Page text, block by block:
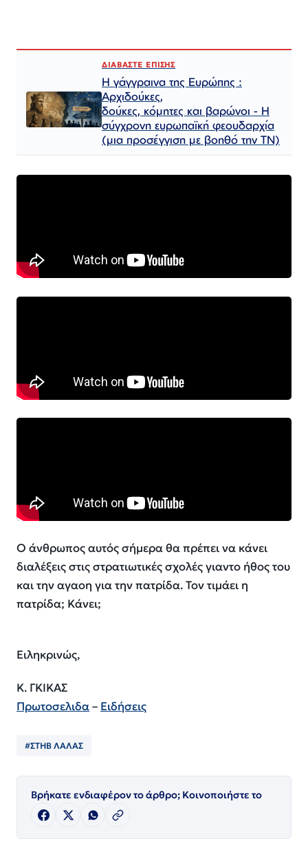
ΔΙΑΒΑΣΤΕ ΕΠΙΣΗΣ
Η γάγγραινα της Ευρώπης :
Αρχιδούκες,
δούκες, κόμητες και βαρώνοι - Η
σύγχρονη ευρωπαϊκή φεουδαρχία
(μια προσέγγιση με βοηθό την ΤΝ)
Ο άνθρωπος αυτός σήμερα θα πρέπει να κάνει
διαλέξεις στις στρατιωτικές σχολές γιαντο ήθος του
και την αγαοη για την πατρίδα. Τον τιμάει η
πατρίδα; Κάνει;
Ειληκρινώς,
Κ. ΓΚΙΚΑΣ
Πρωτοσελιδα– Ειδήσεις
#ΣΤΗΒ ΛΑΛΑΣ
Βρήκατε ενδιαφέρον το άρθρο; Κοινοποιήστε το